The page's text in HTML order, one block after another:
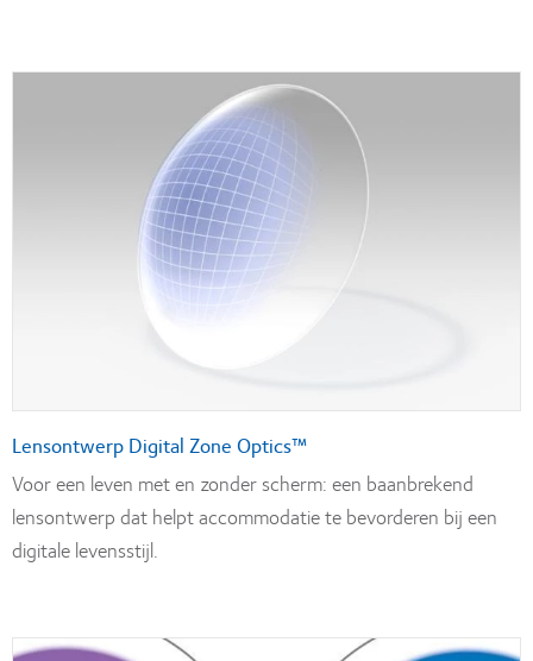
Lensontwerp Digital Zone Optics™
Voor een leven met en zonder scherm: een baanbrekend
lensontwerp dat helpt accommodatie te bevorderen bij een
digitale levensstijl.